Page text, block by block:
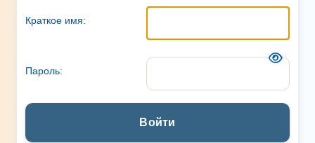
Краткое имя:
Пароль:
Войти